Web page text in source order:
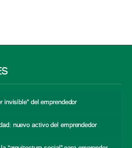
invisible” del emprendedor
nuevo activo del emprendedor